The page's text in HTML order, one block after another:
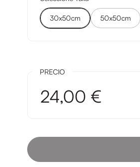
30x50cm 50x50cm
PRECIO
24,00 €